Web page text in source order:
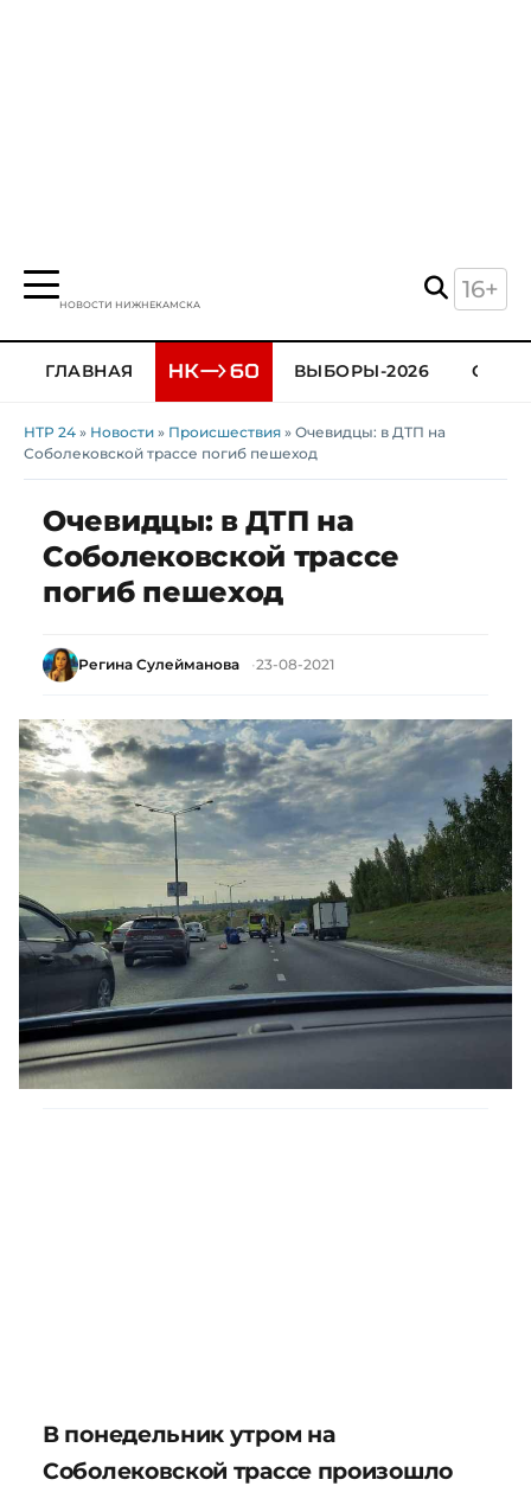
НОВОСТИ НИЖНЕКАМСКА
16+
ГЛАВНАЯ ВЫБОРЫ-2026
НТР 24 » Новости » Происшествия » Очевидцы: в ДТП на
Соболековской трассе погиб пешеход
Очевидцы: в ДТП на
Соболековской трассе
погиб пешеход
Регина Сулейманова 23-08-2021
В понедельник утром на
Соболековской трассе произошло